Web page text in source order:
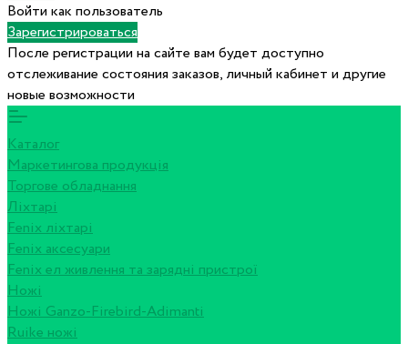
Войти как пользователь
Зарегистрироваться
После регистрации на сайте вам будет доступно
отслеживание состояния заказов, личный кабинет и другие
новые возможности
Каталог
Маркетингова продукція
Торгове обладнання
Ліхтарі
Fenix ліхтарі
Fenix аксесуари
Fenix ел живлення та зарядні пристрої
Ножі
Ножі Ganzo-Firebird-Adimanti
Ruike ножі